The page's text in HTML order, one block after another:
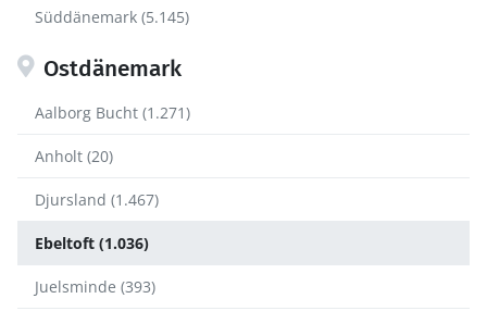
Süddänemark (5.145)
Ostdänemark
Aalborg Bucht (1.271)
Anholt (20)
Djursland (1.467)
Ebeltoft (1.036)
Juelsminde (393)